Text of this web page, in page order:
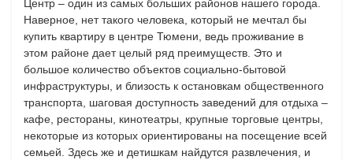
Центр – один из самых больших районов нашего города.
Наверное, нет такого человека, который не мечтал бы
купить квартиру в центре Тюмени, ведь проживание в
этом районе дает целый ряд преимуществ. Это и
большое количество объектов социально-бытовой
инфраструктуры, и близость к остановкам общественного
транспорта, шаговая доступность заведений для отдыха –
кафе, рестораны, кинотеатры, крупные торговые центры,
некоторые из которых ориентированы на посещение всей
семьей. Здесь же и детишкам найдутся развлечения, и